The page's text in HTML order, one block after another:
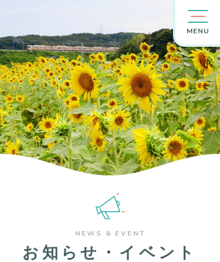
MENU
NEWS & EVENT
お知らせ・イベント